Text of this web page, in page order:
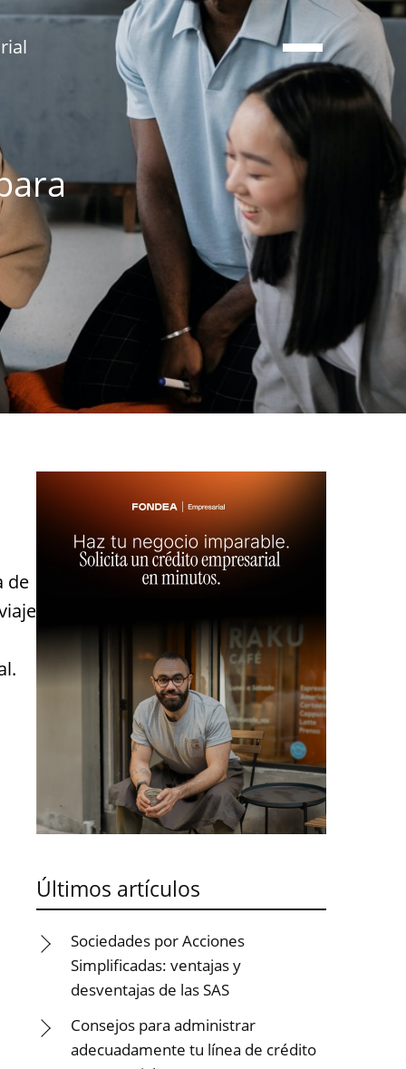
de
Últimos artículos
Sociedades por Acciones
Simplificadas: ventajas y
desventajas de las SAS
Consejos para administrar
adecuadamente tu línea de crédito